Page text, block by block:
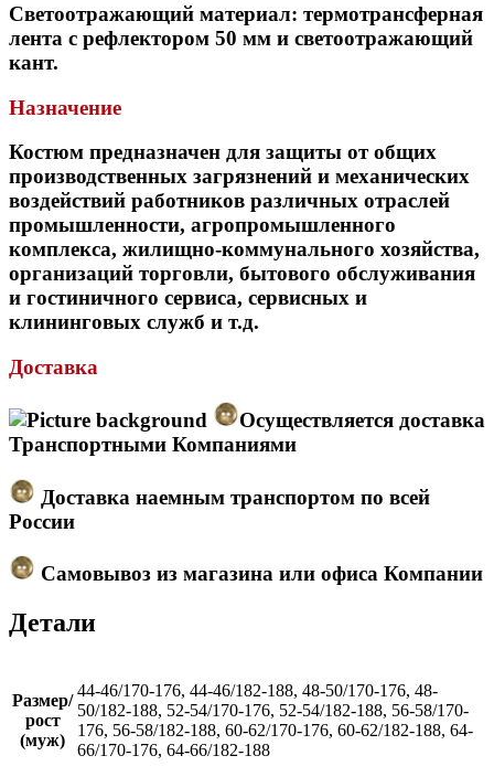
Светоотражающий материал: термотрансферная
лента с рефлектором 50 мм и светоотражающий
кант.
Назначение
Костюм предназначен для защиты от общих
производственных загрязнений и механических
воздействий работников различных отраслей
промышленности, агропромышленного
комплекса, жилищно-коммунального хозяйства,
организаций торговли, бытового обслуживания
и гостиничного сервиса, сервисных и
клининговых служб и т.д.
Доставка
Осуществляется доставка
Транспортными Компаниями
Доставка наемным транспортом по всей
России
Самовывоз из магазина или офиса Компании
Детали
Размер/
рост
(муж)
44-46/170-176, 44-46/182-188, 48-50/170-176, 48-
50/182-188, 52-54/170-176, 52-54/182-188, 56-58/170-
176, 56-58/182-188, 60-62/170-176, 60-62/182-188, 64-
66/170-176, 64-66/182-188